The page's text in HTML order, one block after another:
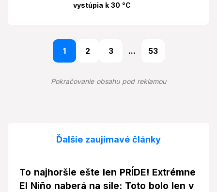
vystúpia k 30 °C
1 2 3 ... 53
Pokračovanie obsahu pod reklamou
Ďalšie zaujímavé články
To najhoršie ešte len PRÍDE! Extrémne
El Niño naberá na sile: Toto bolo len v